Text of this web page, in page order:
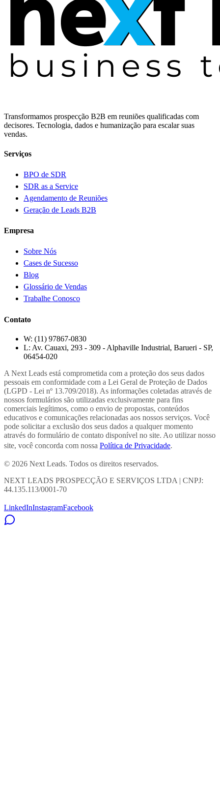
Transformamos prospecção B2B em reuniões qualificadas com
decisores. Tecnologia, dados e humanização para escalar suas
vendas.
Serviços
BPO de SDR
SDR as a Service
Agendamento de Reuniões
Geração de Leads B2B
Empresa
Sobre Nós
Cases de Sucesso
Blog
Glossário de Vendas
Trabalhe Conosco
Contato
W: (11) 97867-0830
L: Av. Cauaxi, 293 - 309 - Alphaville Industrial, Barueri - SP,
06454-020
A Next Leads está comprometida com a proteção dos seus dados
pessoais em conformidade com a Lei Geral de Proteção de Dados
(LGPD - Lei nº 13.709/2018). As informações coletadas através de
nossos formulários são utilizadas exclusivamente para fins
comerciais legítimos, como o envio de propostas, conteúdos
educativos e comunicações relacionadas aos nossos serviços. Você
pode solicitar a exclusão dos seus dados a qualquer momento
através do formulário de contato disponível no site. Ao utilizar nosso
site, você concorda com nossa Política de Privacidade.
© 2026 Next Leads. Todos os direitos reservados.
NEXT LEADS PROSPECÇÃO E SERVIÇOS LTDA | CNPJ:
44.135.113/0001-70
LinkedInInstagramFacebook